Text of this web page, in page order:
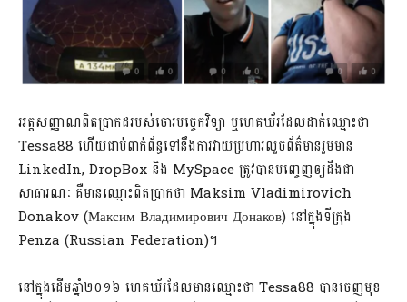
អត្តសញ្ញាណពិតប្រាកដរបស់ចោរបច្ចេកវិទ្យា ឬហេគឃ័រដែលដាក់ឈ្មោះថា
Tessa88 ហើយជាប់ពាក់ព័ន្ធទៅនឹងការវាយប្រហារលួចព័ត៌មានរួមមាន
LinkedIn, DropBox និង MySpace ត្រូវបានបញ្ចេញឲ្យដឹងជា
សាធារណៈ គឺមានឈ្មោះពិតប្រាកថា Maksim Vladimirovich
Donakov (Максим Владимирович Донаков) នៅក្នុងទីក្រុង
Penza (Russian Federation)។
នៅក្នុងដើមឆ្នាំ២០១៦ ហេគឃ័រដែលមានឈ្មោះថា Tessa88 បានចេញមុខ